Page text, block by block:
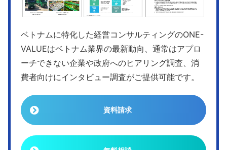
ベトナムに特化した経営コンサルティングのONE-
VALUEはベトナム業界の最新動向、通常はアプロ
ーチできない企業や政府へのヒアリング調査、消
費者向けにインタビュー調査がご提供可能です。
資料請求